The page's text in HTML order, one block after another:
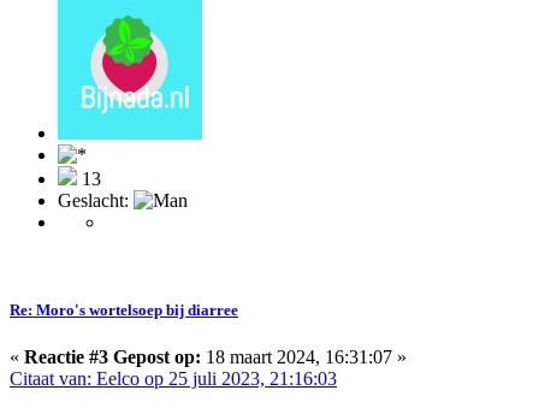
13
Geslacht:
Re: Moro's wortelsoep bij diarree
« Reactie #3 Gepost op: 18 maart 2024, 16:31:07 »
Citaat van: Eelco op 25 juli 2023, 21:16:03